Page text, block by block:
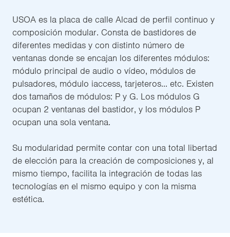
USOA es la placa de calle Alcad de perfil continuo y
composición modular. Consta de bastidores de
diferentes medidas y con distinto número de
ventanas donde se encajan los diferentes módulos:
módulo principal de audio o vídeo, módulos de
pulsadores, módulo iaccess, tarjeteros... etc. Existen
dos tamaños de módulos: P y G. Los módulos G
ocupan 2 ventanas del bastidor, y los módulos P
ocupan una sola ventana.
Su modularidad permite contar con una total libertad
de elección para la creación de composiciones y, al
mismo tiempo, facilita la integración de todas las
tecnologías en el mismo equipo y con la misma
estética.